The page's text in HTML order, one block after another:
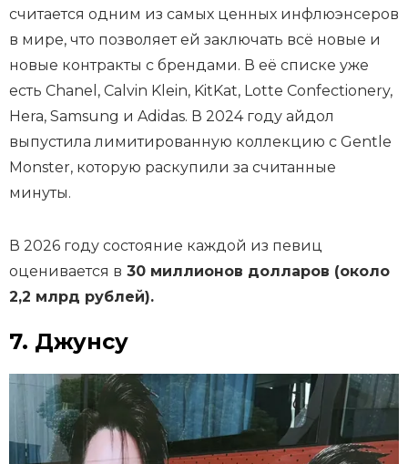
считается одним из самых ценных инфлюэнсеров
в мире, что позволяет ей заключать всё новые и
новые контракты с брендами. В её списке уже
есть Chanel, Calvin Klein, KitKat, Lotte Confectionery,
Hera, Samsung и Adidas. В 2024 году айдол
выпустила лимитированную коллекцию с Gentle
Monster, которую раскупили за считанные
минуты.
В 2026 году состояние каждой из певиц
оценивается в 30 миллионов долларов (около
2,2 млрд рублей).
7. Джунсу